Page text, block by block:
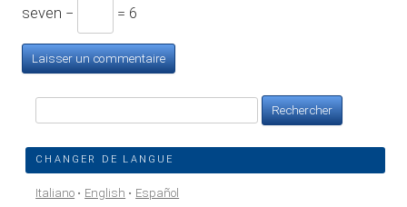
seven − = 6
CHANGER DE LANGUE
Italiano English Español